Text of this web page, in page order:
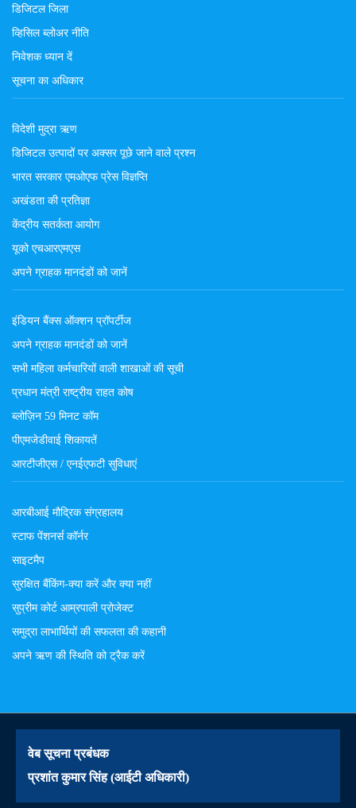
डिजिटल जिला
व्हिसिल ब्लोअर नीति
निवेशक ध्यान दें
सूचना का अधिकार
विदेशी मुद्रा ऋण
डिजिटल उत्पादों पर अक्सर पूछे जाने वाले प्रश्न
भारत सरकार एमओएफ प्रेस विज्ञप्ति
अखंडता की प्रतिज्ञा
केंद्रीय सतर्कता आयोग
यूको एचआरएमएस
अपने ग्राहक मानदंडों को जानें
इंडियन बैंक्स ऑक्शन प्रॉपर्टीज
अपने ग्राहक मानदंडों को जानें
सभी महिला कर्मचारियों वाली शाखाओं की सूची
प्रधान मंत्री राष्ट्रीय राहत कोष
ब्लोज़िन 59 मिनट कॉम
पीएमजेडीवाई शिकायतें
आरटीजीएस / एनईएफटी सुविधाएं
आरबीआई मौद्रिक संग्रहालय
स्टाफ पेंशनर्स कॉर्नर
साइटमैप
सुरक्षित बैंकिंग-क्या करें और क्या नहीं
सुप्रीम कोर्ट आम्रपाली प्रोजेक्ट
समुद्रा लाभार्थियों की सफलता की कहानी
अपने ऋण की स्थिति को ट्रैक करें
वेब सूचना प्रबंधक
प्रशांत कुमार सिंह (आईटी अधिकारी)